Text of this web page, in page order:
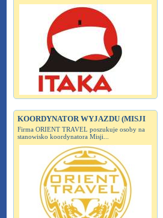
KOORDYNATOR WYJAZDU (MISJI
Firma ORIENT TRAVEL poszukuje osoby na
stanowisko koordynatora Misji...